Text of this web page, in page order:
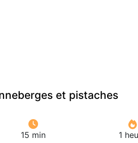
et pistaches
15 min 1